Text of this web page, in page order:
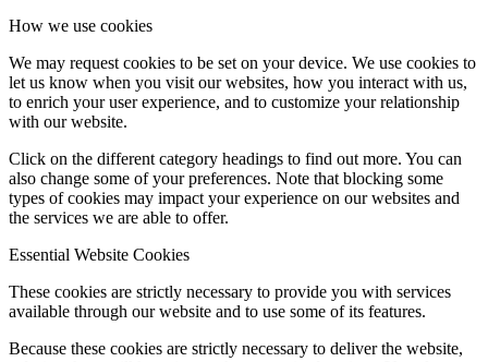
Hirdetések
FÉNY ÉS FORRÁS egyházközségünk lapja
Galéria
How we use cookies
We may request cookies to be set on your device. We use cookies to
let us know when you visit our websites, how you interact with us,
to enrich your user experience, and to customize your relationship
with our website.
Click on the different category headings to find out more. You can
also change some of your preferences. Note that blocking some
types of cookies may impact your experience on our websites and
the services we are able to offer.
Essential Website Cookies
These cookies are strictly necessary to provide you with services
available through our website and to use some of its features.
Because these cookies are strictly necessary to deliver the website,